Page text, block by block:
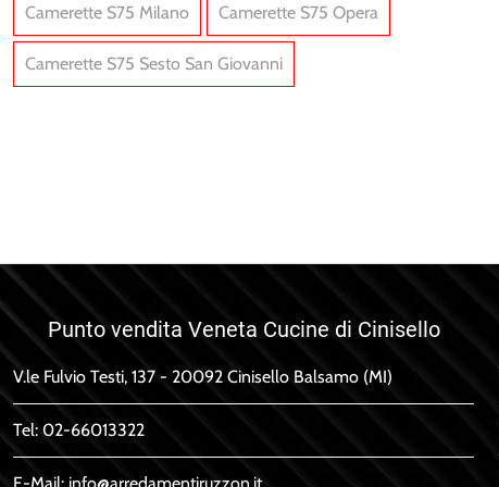
Camerette S75 Milano Camerette S75 Opera
Camerette S75 Sesto San Giovanni
Punto vendita Veneta Cucine di Cinisello
V.le Fulvio Testi, 137 - 20092 Cinisello Balsamo (MI)
Tel: 02-66013322